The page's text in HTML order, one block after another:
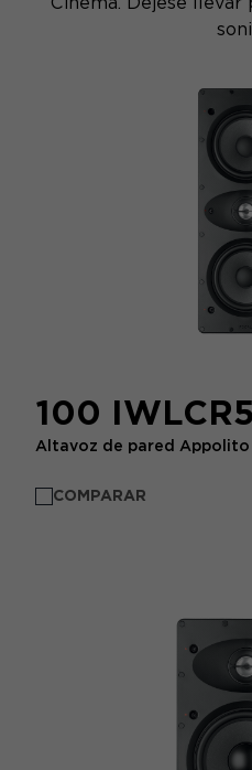
100 IWLCR5
Altavoz de pared Appolito
COMPARAR